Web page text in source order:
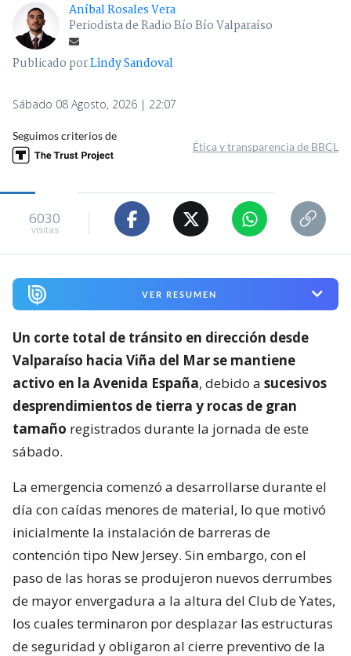
Aníbal Rosales Vera
Periodista de Radio Bío Bío Valparaíso
Publicado porLindy Sandoval
Sábado 08 Agosto, 2026 | 22:07
Seguimos criterios de
Ética y transparencia de BBCL
6030
visitas
VER RESUMEN
Un corte total de tránsito en dirección desde
Valparaíso hacia Viña del Mar se mantiene
activo en la Avenida España, debido a sucesivos
desprendimientos de tierra y rocas de gran
tamaño registrados durante la jornada de este
sábado.
La emergencia comenzó a desarrollarse durante el
día con caídas menores de material, lo que motivó
inicialmente la instalación de barreras de
contención tipo New Jersey. Sin embargo, con el
paso de las horas se produjeron nuevos derrumbes
de mayor envergadura a la altura del Club de Yates,
los cuales terminaron por desplazar las estructuras
de seguridad y obligaron al cierre preventivo de la